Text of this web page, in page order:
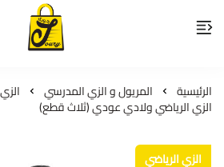
لمسات
الرئيسية المريول و الزي المدرسي
الزي الرياضي ولادي عودي (ثلاث قطع)
الزي الرياضي